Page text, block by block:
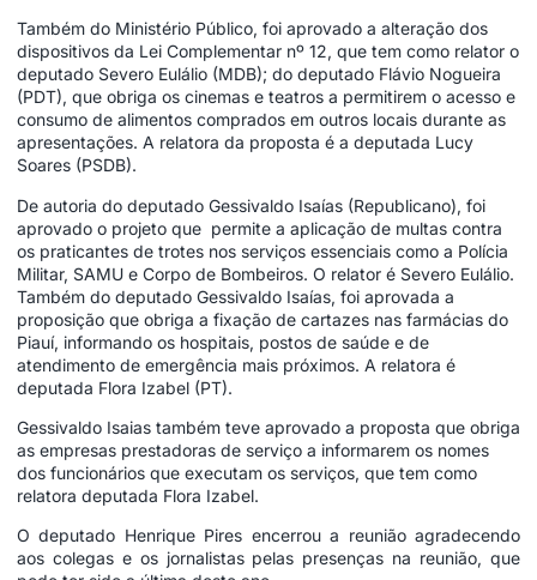
Também do Ministério Público, foi aprovado a alteração dos
dispositivos da Lei Complementar nº 12, que tem como relator o
deputado Severo Eulálio (MDB); do deputado Flávio Nogueira
(PDT), que obriga os cinemas e teatros a permitirem o acesso e
consumo de alimentos comprados em outros locais durante as
apresentações. A relatora da proposta é a deputada Lucy
Soares (PSDB).
De autoria do deputado Gessivaldo Isaías (Republicano), foi
aprovado o projeto que permite a aplicação de multas contra
os praticantes de trotes nos serviços essenciais como a Polícia
Militar, SAMU e Corpo de Bombeiros. O relator é Severo Eulálio.
Também do deputado Gessivaldo Isaías, foi aprovada a
proposição que obriga a fixação de cartazes nas farmácias do
Piauí, informando os hospitais, postos de saúde e de
atendimento de emergência mais próximos. A relatora é
deputada Flora Izabel (PT).
Gessivaldo Isaias também teve aprovado a proposta que obriga
as empresas prestadoras de serviço a informarem os nomes
dos funcionários que executam os serviços, que tem como
relatora deputada Flora Izabel.
O deputado Henrique Pires encerrou a reunião agradecendo
aos colegas e os jornalistas pelas presenças na reunião, que